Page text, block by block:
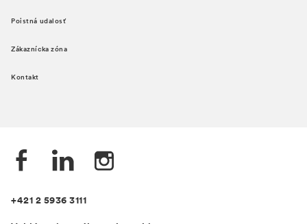
Poistná udalosť
Zákaznícka zóna
Kontakt
+421 2 5936 3111